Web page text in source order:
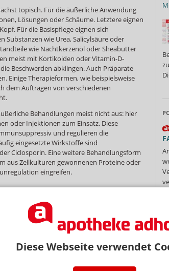
Diese Webseite verwendet
topisch. Für die äußerliche Anwendung
Lösungen oder Schäume. Letztere eignen
Für die Basispflege eignen sich
wie Urea, Salicylsäure oder
wie Nachtkerzenöl oder Sheabutter
meist mit Kortikoiden oder Vitamin-D-
Beschwerden abklingen. Auch Präparate
Einige Therapieformen, wie beispielsweise
dem Auftragen von verschiedenen
Behandlungen meist nicht aus: hier
oder Injektionen zum Einsatz. Diese
und regulieren die
eingesetzte Wirkstoffe sind
Ciclosporin. Eine weitere Behandlungsform
aus Zellkulturen gewonnenen Proteine oder
eingreifen.
NEWSLETTER
direkt in Ihr Postfach. Kostenlos!
Jetzt
abonnieren